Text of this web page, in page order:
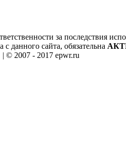
за последствия
данного сайта, обязательна
| © 2007 - 2017 epwr.ru